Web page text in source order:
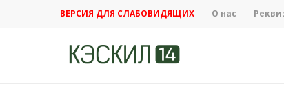
ВЕРСИЯ ДЛЯ СЛАБОВИДЯЩИХ О нас